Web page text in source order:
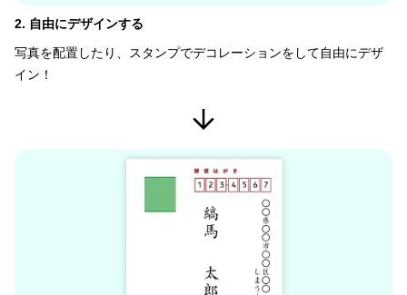
2. 自由にデザインする
写真を配置したり、スタンプでデコレーションをして自由にデザ
イン！